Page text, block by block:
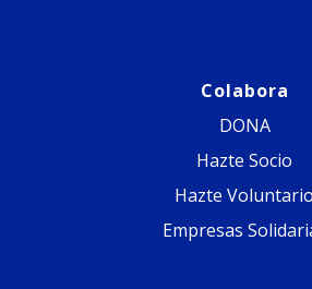
Colabora
DONA
Hazte Socio
Hazte Voluntario
Empresas